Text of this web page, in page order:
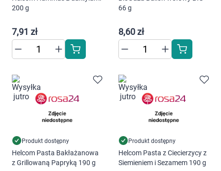
Dziecko
Higiena
Mężczyzna
Zdrowy styl życia
Zabawki
Sprzęt medyczny
200 g
7,91 zł
66 g
8,60 zł
Produkt dostępny
Helcom Pasta Bakłażanowa
z Grillowaną Papryką 190 g
Produkt dostępny
Helcom Pasta z Ciecierzycy z
Siemieniem i Sezamem 190 g